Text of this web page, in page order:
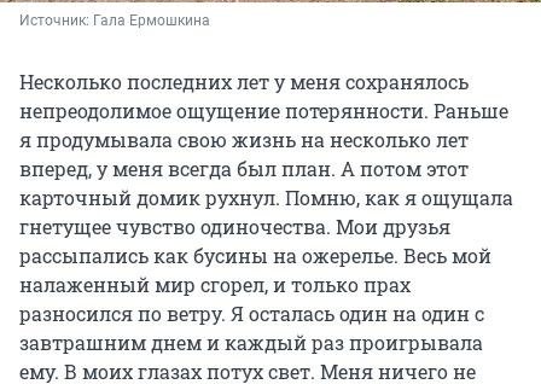
Источник: Гала Ермошкина
Несколько последних лет у меня сохранялось
непреодолимое ощущение потерянности. Раньше
я продумывала свою жизнь на несколько лет
вперед, у меня всегда был план. А потом этот
карточный домик рухнул. Помню, как я ощущала
гнетущее чувство одиночества. Мои друзья
рассыпались как бусины на ожерелье. Весь мой
налаженный мир сгорел, и только прах
разносился по ветру. Я осталась один на один с
завтрашним днем и каждый раз проигрывала
ему. В моих глазах потух свет. Меня ничего не